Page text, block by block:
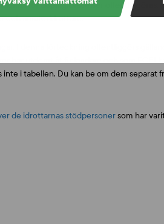
för dopingförseelser offentliggöras,
och amatöridrottare.
har utdömt åt finländare och som FCEI
i tabellen. Du kan be om dem separat
de idrottarnas stödpersonersom har